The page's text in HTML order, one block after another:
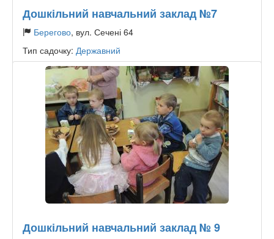
Дошкільний навчальний заклад №7
Берегово, вул. Сечені 64
Тип садочку: Державний
Дошкільний навчальний заклад № 9